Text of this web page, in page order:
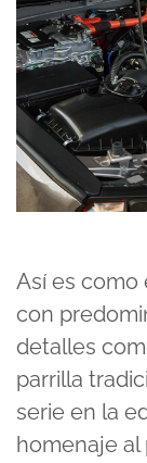
Así es como
con
detalles
parrilla
serie en la
homenaje al